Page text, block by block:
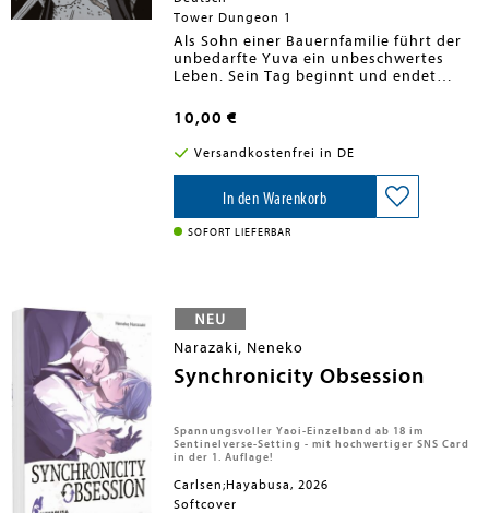
Tower Dungeon 1
Als Sohn einer Bauernfamilie führt der
unbedarfte Yuva ein unbeschwertes
Leben. Sein Tag beginnt und endet
Prinzessin des Reiches in den
gefürchteten Drachenturm verschleppt
wird, der einst vom Himmel fiel, findet
sein idyllischer Alltag ein jähes Ende:
Yuva wird von den königlichen Rittern
eingezogen, die jenen Turm erstürmen
wollen. Doch der Aufstieg ist ein wahrer
Höllenritt - denn die mutigen Kämpfer
10,00 €
Versandkostenfrei in DE
In den Warenkorb
SOFORT LIEFERBAR
Narazaki, Neneko
Synchronicity Obsession
Spannungsvoller Yaoi-Einzelband ab 18 im
Sentinelverse-Setting - mit hochwertiger SNS Card
in der 1. Auflage!
Carlsen;Hayabusa, 2026
Softcover